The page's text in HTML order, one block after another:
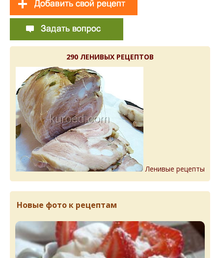
290 ЛЕНИВЫХ РЕЦЕПТОВ
Ленивые рецепты
Новые фото к рецептам